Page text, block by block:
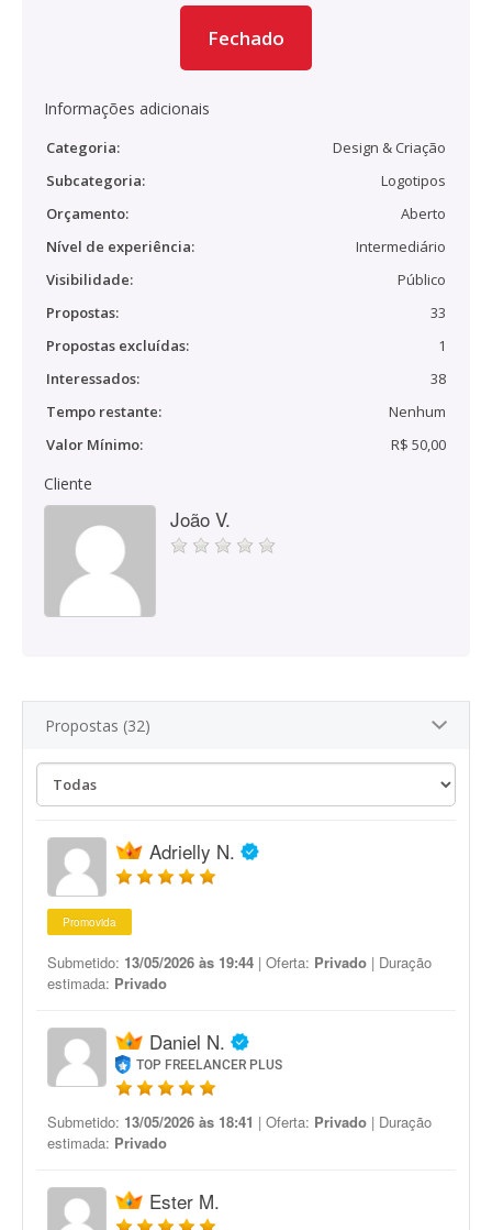
Fechado
Informações adicionais
Categoria:
Design & Criação
Subcategoria:
Logotipos
Orçamento:
Aberto
Nível de experiência:
Intermediário
Visibilidade:
Público
Propostas:
33
Propostas excluídas:
1
Interessados:
38
Tempo restante:
Nenhum
Valor Mínimo:
R$ 50,00
Cliente
João V.
Propostas (32)
Adrielly N.
Promovida
Submetido: 13/05/2026 às 19:44 | Oferta: Privado | Duração
estimada: Privado
Daniel N.
TOP FREELANCER PLUS
Submetido: 13/05/2026 às 18:41 | Oferta: Privado | Duração
estimada: Privado
Ester M.